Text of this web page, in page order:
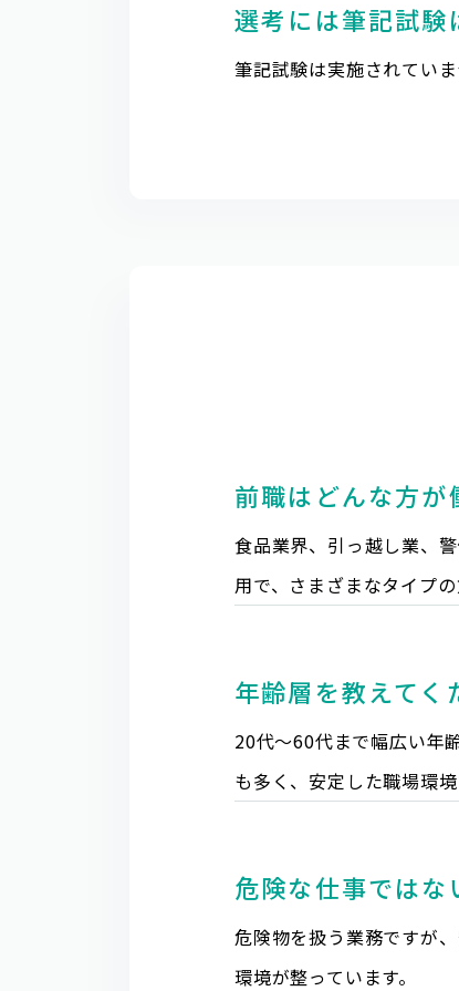
選考には筆記試験
筆記試験は実施されてい
前職はどんな方が
食品業界、引っ越し業、
用で、さまざまなタイプ
年齢層を教えてく
20代～60代まで幅広い年
も多く、安定した職場環境
危険な仕事ではな
危険物を扱う業務ですが
環境が整っています。